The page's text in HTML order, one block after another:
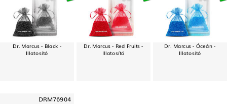
Dr. Marcus - Black -
Illatosító
Dr. Marcus - Red Fruits -
Illatosító
Dr. Marcus - Óceán -
Illatosító
DRM76904